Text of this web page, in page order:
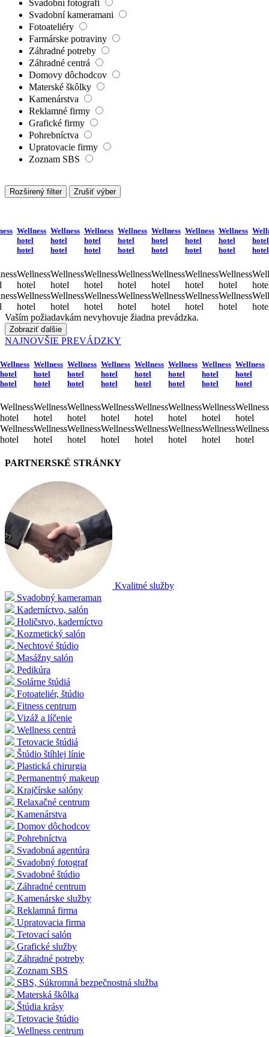
Svadobní fotografi
Svadobní kameramani
Fotoateliéry
Farmárske potraviny
Záhradné potreby
Záhradné centrá
Domovy dôchodcov
Materské škôlky
Kamenárstva
Reklamné firmy
Grafické firmy
Pohrebníctva
Upratovacie firmy
Zoznam SBS
Rozširený filter Zrušiť výber
Wellness
hotel
hotel
Wellness
hotel
Wellness
hotel
Wellness
hotel
hotel
Wellness
hotel
Wellness
hotel
Wellness
hotel
hotel
Wellness
hotel
Wellness
hotel
Wellness
hotel
hotel
Wellness
hotel
Wellness
hotel
Wellness
hotel
hotel
Wellness
hotel
Wellness
hotel
Wellness
hotel
hotel
Wellness
hotel
Wellness
hotel
Wellness
hotel
hotel
Wellness
hotel
Wellness
hotel
hotel
hotel
Vaším požiadavkám nevyhovuje žiadna prevádzka.
Zobraziť ďalšie
NAJNOVŠIE PREVÁDZKY
Wellness
hotel
hotel
Wellness
hotel
Wellness
hotel
Wellness
hotel
hotel
Wellness
hotel
Wellness
hotel
Wellness
hotel
hotel
Wellness
hotel
Wellness
hotel
Wellness
hotel
hotel
Wellness
hotel
Wellness
hotel
Wellness
hotel
hotel
Wellness
hotel
Wellness
hotel
Wellness
hotel
hotel
Wellness
hotel
Wellness
hotel
Wellness
hotel
hotel
Wellness
hotel
Wellness
hotel
Wellness
hotel
hotel
Wellness
hotel
Wellness
hotel
PARTNERSKÉ STRÁNKY
Kvalitné služby
Svadobný kameraman
Kaderníctvo, salón
Holičstvo, kaderníctvo
Kozmetický salón
Nechtové štúdio
Masážny salón
Pedikúra
Solárne štúdiá
Fotoateliér, štúdio
Fitness centrum
Vizáž a líčenie
Wellness centrá
Tetovacie štúdiá
Štúdio štíhlej línie
Plastická chirurgia
Permanentný makeup
Krajčírske salóny
Relaxačné centrum
Kamenárstva
Domov dôchodcov
Pohrebníctva
Svadobná agentúra
Svadobný fotograf
Svadobné štúdio
Záhradné centrum
Kamenárske služby
Reklamná firma
Upratovacia firma
Tetovací salón
Grafické služby
Záhradné potreby
Zoznam SBS
SBS, Súkromná bezpečnostná služba
Materská škôlka
Štúdia krásy
Tetovacie štúdio
Wellness centrum